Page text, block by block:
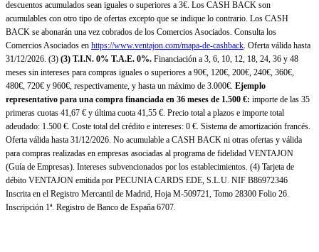
descuentos acumulados sean iguales o superiores a 3€. Los CASH BACK son
acumulables con otro tipo de ofertas excepto que se indique lo contrario. Los CASH
BACK se abonarán una vez cobrados de los Comercios Asociados. Consulta los
Comercios Asociados en https://www.ventajon.com/mapa-de-cashback. Oferta válida hasta
31/12/2026. (3) (3) T.I.N. 0% T.A.E. 0%. Financiación a 3, 6, 10, 12, 18, 24, 36 y 48
meses sin intereses para compras iguales o superiores a 90€, 120€, 200€, 240€, 360€,
480€, 720€ y 960€, respectivamente, y hasta un máximo de 3.000€. Ejemplo
representativo para una compra financiada en 36 meses de 1.500 €: importe de las 35
primeras cuotas 41,67 € y última cuota 41,55 €. Precio total a plazos e importe total
adeudado: 1.500 €. Coste total del crédito e intereses: 0 €. Sistema de amortización francés.
Oferta válida hasta 31/12/2026. No acumulable a CASH BACK ni otras ofertas y válida
para compras realizadas en empresas asociadas al programa de fidelidad VENTAJON
(Guía de Empresas). Intereses subvencionados por los establecimientos. (4) Tarjeta de
débito VENTAJON emitida por PECUNIA CARDS EDE, S.L.U. NIF B86972346
Inscrita en el Registro Mercantil de Madrid, Hoja M-509721, Tomo 28300 Folio 26.
Inscripción 1ª. Registro de Banco de España 6707.